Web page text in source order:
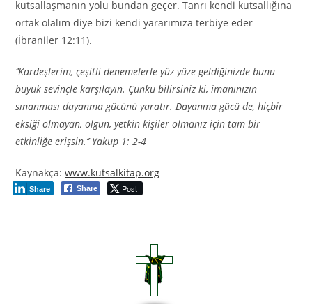
kutsallaşmanın yolu bundan geçer. Tanrı kendi kutsallığına
ortak olalım diye bizi kendi yararımıza terbiye eder
(İbraniler 12:11).
‘’Kardeşlerim, çeşitli denemelerle yüz yüze geldiğinizde bunu
büyük sevinçle karşılayın. Çünkü bilirsiniz ki, imanınızın
sınanması dayanma gücünü yaratır. Dayanma gücü de, hiçbir
eksiği olmayan, olgun, yetkin kişiler olmanız için tam bir
etkinliğe erişsin.’’ Yakup 1: 2-4
Kaynakça:www.kutsalkitap.org
Share Post
Share